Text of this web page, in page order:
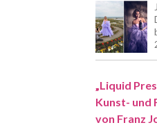
„Liquid
Kunst- und
von Franz